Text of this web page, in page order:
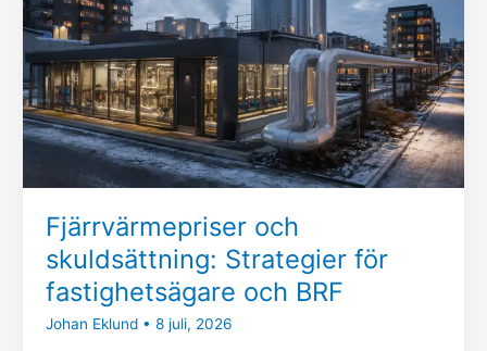
Fjärrvärmepriser och
skuldsättning: Strategier för
fastighetsägare och BRF
Johan Eklund • 8 juli, 2026
fastighetsägare
och
BRF